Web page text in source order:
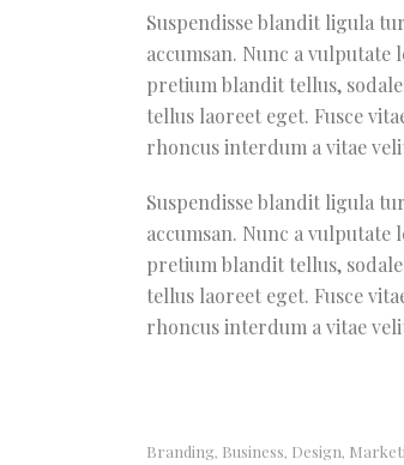
Suspendisse blandit ligula
accumsan. Nunc a vulputate
pretium blandit tellus,
tellus laoreet eget. Fusce
rhoncus interdum a vitae
Suspendisse blandit ligula
accumsan. Nunc a vulputate
pretium blandit tellus,
tellus laoreet eget. Fusce
rhoncus interdum a vitae
Branding, Business, Design,